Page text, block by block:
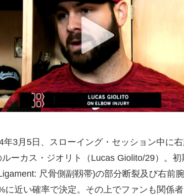
3月5日、スローイング・セッション中に
ルーカス・ジオリト（Lucas Giolito/29）。
尺骨側副靱帯)の部分断裂及び右前
に近い確率で決定。その上でファンも関係